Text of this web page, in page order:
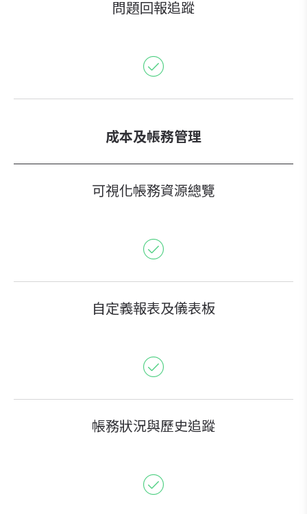
問題回報追蹤
成本及帳務管理
可視化帳務資源總覽
自定義報表及儀表板
帳務狀況與歷史追蹤